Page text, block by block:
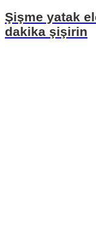
Şişme yatak
dakika şişirin